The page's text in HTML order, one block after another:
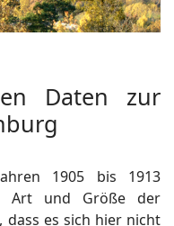
Daten zur
1905 bis 1913
Art und Größe der
dass es sich hier nicht